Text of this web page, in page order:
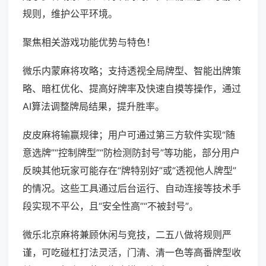
规则，维护公平环境。
聚焦相关游戏功能优势与特色！
微乐内蒙麻将攻略；支持透视全局牌型、智能出牌策
略、暗杠优化、提高好牌率及快速自摸等操作，通过
AI算法调整牌局结果，提升胜率。
皮皮麻将输赢规律；用户可通过第三方软件实现“随
意选牌”“控制牌型”“防检测防封号”等功能，部分用户
反映其他玩家可能存在“牌特别好”或“透视他人牌型”
的情况。这些工具通过后台运行、自动连接等技术手
段实现不平公，且“安全性高”“不被封号”。
微乐北京麻将兼顾休闲与竞技，二五八做将规则严
谨，可吃碰杠打法灵活，门清、清一色等高番牌型收